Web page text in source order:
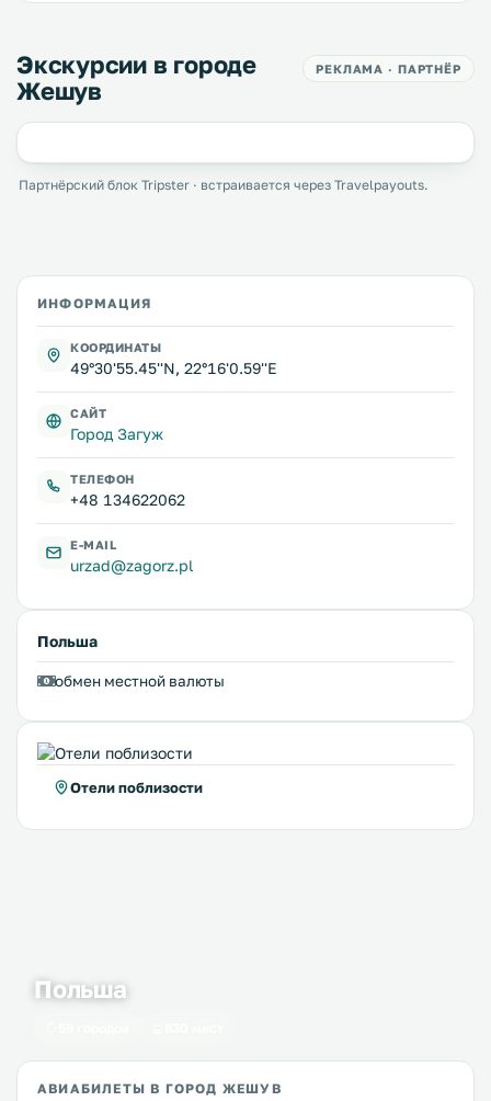
Экскурсии в городе
Жешув
РЕКЛАМА · ПАРТНЁР
Партнёрский блок Tripster · встраивается через Travelpayouts.
ИНФОРМАЦИЯ
КООРДИНАТЫ
49°30'55.45''N, 22°16'0.59''E
САЙТ
Город Загуж
ТЕЛЕФОН
+48 134622062
E-MAIL
urzad@zagorz.pl
Польша
обмен местной валюты
Отели поблизости
Польша
АВИАБИЛЕТЫ В ГОРОД ЖЕШУВ